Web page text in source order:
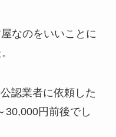
なのをいいことに
認業者に依頼した
30,000円前後でし